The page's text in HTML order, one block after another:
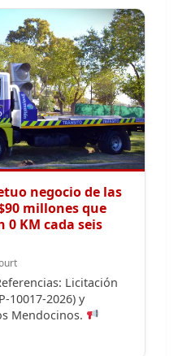
negocio de las
millones que
KM cada seis
Licitación
10017-2026) y
Mendocinos.